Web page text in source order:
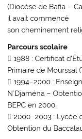
(Diocèse de Bafia –
il avait commencé
son cheminement
Parcours scolaire
 1988 : Certificat
Primaire de Mourssal
 1994–2000 :
N’Djaména –
BEPC en 2000.
 2000–2003 : Lycée
Obtention du